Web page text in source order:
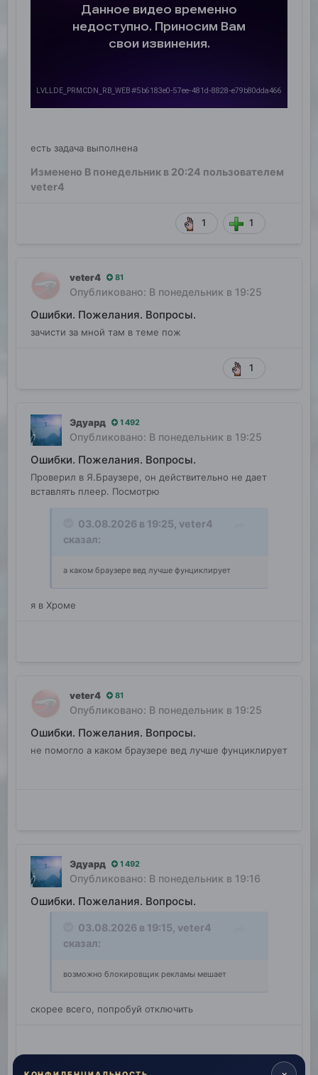
есть задача выполнена
Изменено В понедельник в 20:24 пользователем
veter4
1 1
veter4 81
Опубликовано: В понедельник в 19:25
Ошибки. Пожелания. Вопросы.
зачисти за мной там в теме пож
1
Эдуард 1 492
Опубликовано: В понедельник в 19:25
Ошибки. Пожелания. Вопросы.
Проверил в Я.Браузере, он действительно не дает
вставлять плеер. Посмотрю
03.08.2026 в 19:25, veter4
сказал:
а каком браузере вед лучше фунциклирует
я в Хроме
veter4 81
Опубликовано: В понедельник в 19:25
Ошибки. Пожелания. Вопросы.
не помогло а каком браузере вед лучше фунциклирует
Эдуард 1 492
Опубликовано: В понедельник в 19:16
Ошибки. Пожелания. Вопросы.
03.08.2026 в 19:15, veter4
сказал:
возможно блокировщик рекламы мешает
скорее всего, попробуй отключить